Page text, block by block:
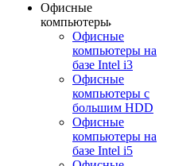
Офисные
компьютеры
Офисные
компьютеры на
базе Intel i3
Офисные
компьютеры с
большим HDD
Офисные
компьютеры на
базе Intel i5